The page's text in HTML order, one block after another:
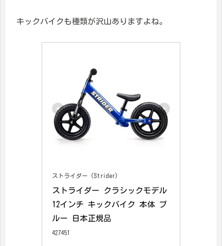
キックバイクも種類が沢山ありますよね。
ストライダー (Strider)
ストライダー クラシックモデル
12インチ キックバイク 本体 ブ
ルー 日本正規品
427451